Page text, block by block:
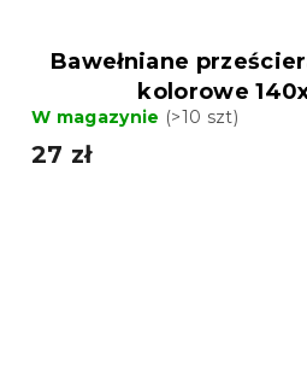
Bawełniane
kolorowe
W magazynie (>10 szt)
27 zł